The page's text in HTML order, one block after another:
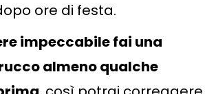
ore di festa.
impeccabile fai una
almeno qualche